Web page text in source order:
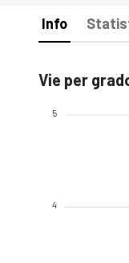
Info
Vie per
5
4